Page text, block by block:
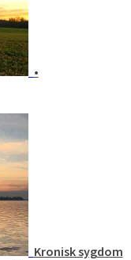
•
Kronisk sygdom